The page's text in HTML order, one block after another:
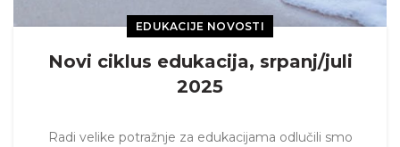
EDUKACIJE NOVOSTI
Novi ciklus edukacija, srpanj/juli
2025
Radi velike potražnje za edukacijama odlučili smo